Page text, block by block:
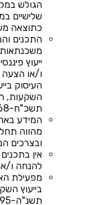
הגולש
שלישיים
כתוצאה
התכנים
משכנתאות
ייעוץ
ו/או
העיסוק
תשכ"ח-1968.
המידע
מהווה
ובצרכים
אין
להנחה ו/
מפעילת
בייעוץ